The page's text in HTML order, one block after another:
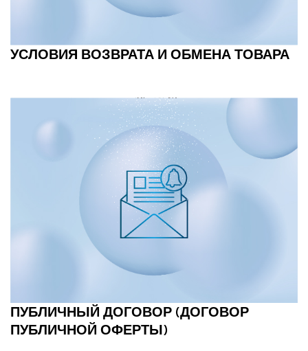
УСЛОВИЯ ВОЗВРАТА И ОБМЕНА ТОВАРА
ПУБЛИЧНЫЙ ДОГОВОР (ДОГОВОР
ПУБЛИЧНОЙ ОФЕРТЫ)